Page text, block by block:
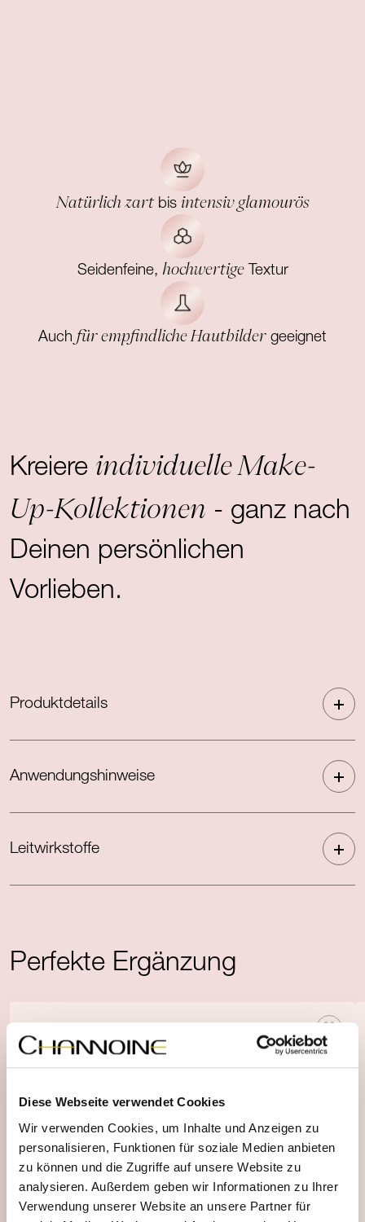
Diese Webseite verwendet Cookies
Wir verwenden Cookies, um Inhalte und Anzeigen zu
personalisieren, Funktionen für soziale Medien anbieten
zu können und die Zugriffe auf unsere Website zu
analysieren. Außerdem geben wir Informationen zu Ihrer
Verwendung unserer Website an unsere Partner für
Natürlich zartbis intensiv glamourös
Seidenfeine, hochwertigeTextur
Auch für empfindliche Hautbilder geeignet
Kreiere individuelle Make-
Up-Kollektionen - ganz nach
Deinen persönlichen
Vorlieben.
Produktdetails
Anwendungshinweise
Leitwirkstoffe
Perfekte Ergänzung